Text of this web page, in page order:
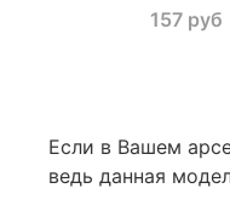
157 руб
Если в Вашем
ведь данная